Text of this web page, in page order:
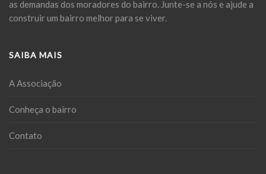
as demandas dos moradores do bairro. Junte-se a nós e ajude a
construir um bairro melhor para se viver.
SAIBA MAIS
A Associação
Conheça o bairro
Contato